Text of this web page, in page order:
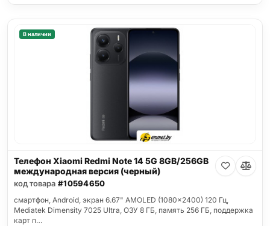
В наличии
Телефон Xiaomi Redmi Note 14 5G 8GB/256GB
международная версия (черный)
код товара #10594650
смартфон, Android, экран 6.67" AMOLED (1080x2400) 120 Гц,
Mediatek Dimensity 7025 Ultra, ОЗУ 8 ГБ, память 256 ГБ, поддержка
карт п…